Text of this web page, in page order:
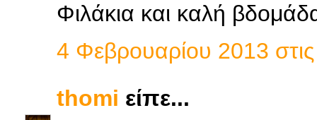
Φιλάκια και καλή
4 Φεβρουαρίου 2013
thomi είπε...